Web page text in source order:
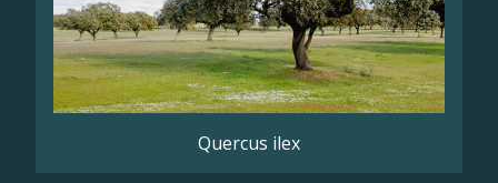
Quercus ilex